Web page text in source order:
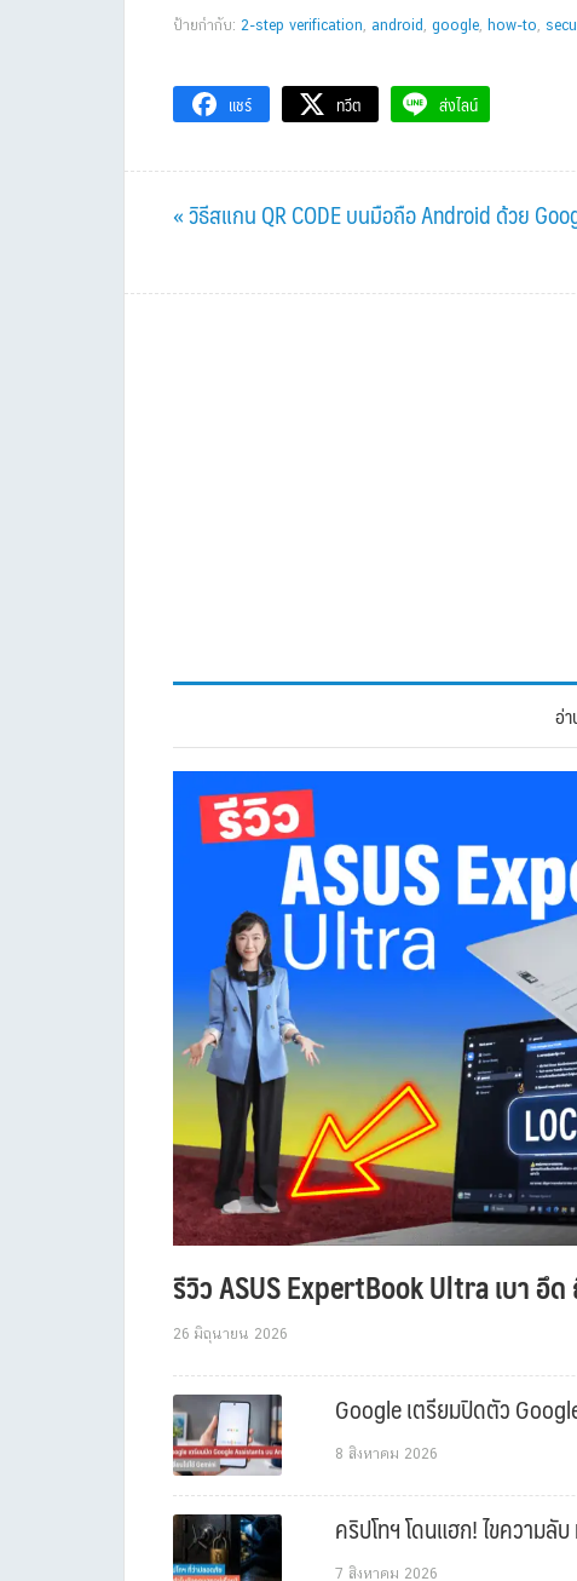
ป้ายกำกับ: 2-step verification android google how-to
แชร์ ทวีต ส่งไลน์
Previous
« วิธีสแกน QR CODE บนมือถือ Android ด้วย
อ่
รีวิว ASUS ExpertBook Ultra เบา อึ
26 มิถุนายน 2026
Google เตรียมปิดตัว
8 สิงหาคม 2026
คริปโทฯ โดนแฮก! ไขความลั
7 สิงหาคม 2026